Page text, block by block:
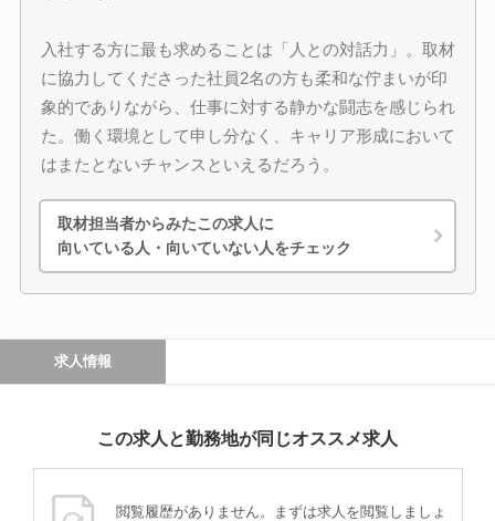
入社する方に最も求めることは「人との対話力」。取材
に協力してくださった社員2名の方も柔和な佇まいが印
象的でありながら、仕事に対する静かな闘志を感じられ
た。働く環境として申し分なく、キャリア形成において
はまたとないチャンスといえるだろう。
取材担当者からみたこの求人に
向いている人・向いていない人をチェック
求人情報
この求人と勤務地が同じオススメ求人
閲覧履歴がありません。まずは求人を閲覧しましょ